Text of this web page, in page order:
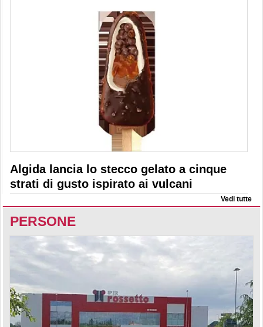
Algida lancia lo stecco gelato a cinque
strati di gusto ispirato ai vulcani
Vedi tutte
PERSONE